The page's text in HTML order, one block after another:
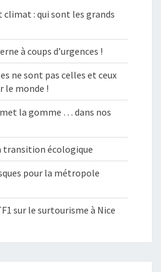
climat : qui sont les grands
à coups d’urgences !
ne sont pas celles et ceux
le monde !
met la gomme … dans nos
transition écologique
pour la métropole
sur le surtourisme à Nice